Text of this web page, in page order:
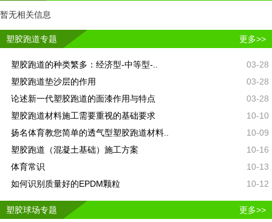
暂无相关信息
塑胶跑道专题 更多>>
塑胶跑道的种类繁多：经济型-中等型-..
03-28
塑胶跑道垫沙层的作用
03-28
论述新一代塑胶跑道的面漆作用与特点
03-28
塑胶跑道材料施工需要重视的基础要求
10-10
扬名体育教您简单的透气型塑胶跑道材料..
10-09
塑胶跑道（混凝土基础）施工方案
10-16
体育常识
10-13
如何识别质量好的EPDM颗粒
10-12
塑胶球场专题 更多>>